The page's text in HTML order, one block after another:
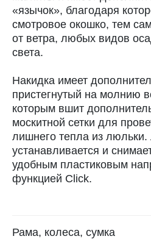
«язычок», благодаря
смотровое окошко, тем
от ветра, любых видов
света.
Накидка имеет
пристегнутый на молнию
которым вшит
москитной сетки для
лишнего тепла из люльки.
устанавливается и
удобным пластиковым
функцией Click.
Рама, колеса, сумка